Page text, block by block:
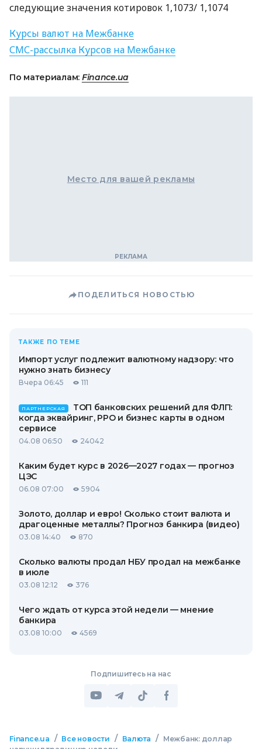
следующие значения котировок 1,1073/ 1,1074
Курсы валют на Межбанке
СМС-рассылка Курсов на Межбанке
По материалам: Finance.ua
Место для вашей рекламы
ПОДЕЛИТЬСЯ НОВОСТЬЮ
ТАКЖЕ ПО ТЕМЕ
Импорт услуг подлежит валютному надзору: что
нужно знать бизнесу
Вчера 06:45 111
ПАРТНЕРСКАЯ
ТОП банковских решений для ФЛП:
когда эквайринг, РРО и бизнес карты в одном
сервисе
04.08 06:50 24042
Каким будет курс в 2026—2027 годах — прогноз
ЦЭС
06.08 07:00 5904
Золото, доллар и евро! Сколько стоит валюта и
драгоценные металлы? Прогноз банкира (видео)
03.08 14:40 870
Сколько валюты продал НБУ продал на межбанке
в июле
03.08 12:12 376
Чего ждать от курса этой недели — мнение
банкира
03.08 10:00 4569
Подпишитесь на нас
Finance.ua / Все новости / Валюта /
Межбанк: доллар